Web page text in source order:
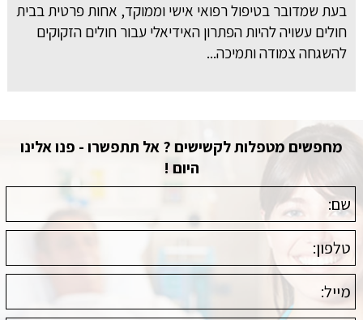
בעת שמדובר בטיפול רפואי אישי וממוקד, אחות פרטית בבית
חולים עשויה להיות הפתרון האידיאלי עבור חולים הזקוקים
להשגחה צמודה ותמיכה...
מחפשים מטפלות לקשישים ? אל תתפשרו - פנו אלינו
היום !